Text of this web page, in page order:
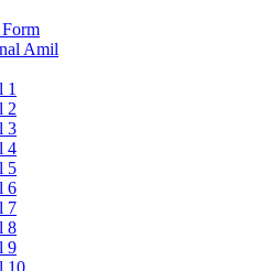
Form
Amil
1
2
3
4
5
6
7
8
9
10